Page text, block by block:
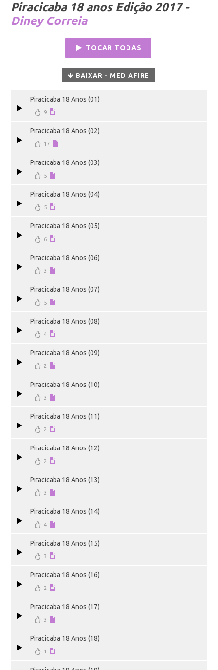
Piracicaba 18 anos Edição 2017 -
Diney Correia
TOCAR TODAS
BAIXAR - MEDIAFIRE
Piracicaba 18 Anos (01)
9
Piracicaba 18 Anos (02)
17
Piracicaba 18 Anos (03)
5
Piracicaba 18 Anos (04)
5
Piracicaba 18 Anos (05)
6
Piracicaba 18 Anos (06)
3
Piracicaba 18 Anos (07)
5
Piracicaba 18 Anos (08)
4
Piracicaba 18 Anos (09)
2
Piracicaba 18 Anos (10)
3
Piracicaba 18 Anos (11)
2
Piracicaba 18 Anos (12)
2
Piracicaba 18 Anos (13)
3
Piracicaba 18 Anos (14)
4
Piracicaba 18 Anos (15)
3
Piracicaba 18 Anos (16)
2
Piracicaba 18 Anos (17)
3
Piracicaba 18 Anos (18)
1